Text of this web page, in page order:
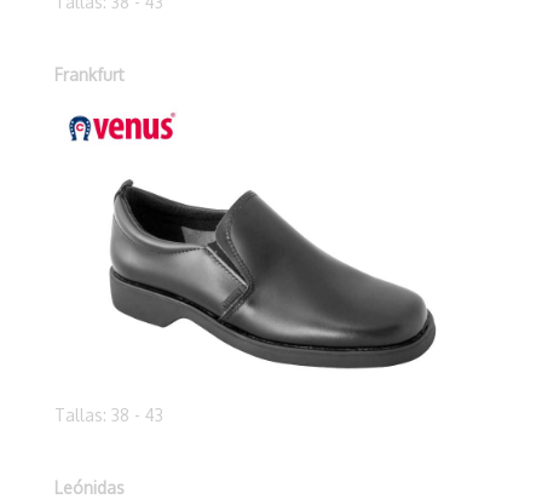
Frankfurt
Tallas: 38 - 43
Leónidas